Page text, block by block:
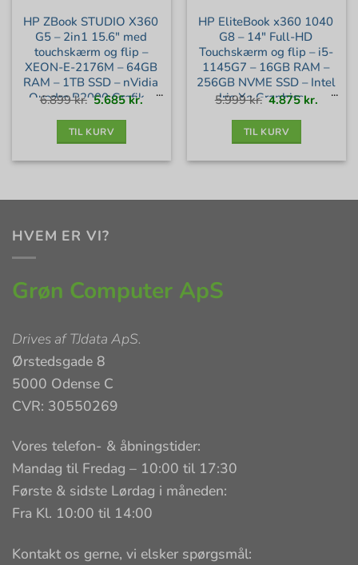
HP ZBook STUDIO X360
G5 – 2in1 15.6″ med
touchskærm og flip –
XEON-E-2176M – 64GB
RAM – 1TB SSD – nVidia
Quadro P2000 Grafik –
Layout – Sølv stand
6.899kr. Den
oprindelige
pris
5.685kr.Den
TIL KURV
HP EliteBook x360 1040
G8 – 14″ Full-HD
Touchskærm og flip – i5-
1145G7 – 16GB RAM –
256GB NVME SSD – Intel
Iris Xe Graphics –
stand
5.999kr. Den
oprindelige
pris
4.875kr. Den
TIL KURV
HVEM ER VI?
Grøn Computer ApS
Drives afTJdata ApS.
Ørstedsgade 8
5000 Odense C
CVR: 30550269
Vores telefon- & åbningstider:
Mandag til Fredag – 10:00 til 17:30
Første & sidste Lørdag i måneden:
Fra Kl. 10:00 til 14:00
Kontakt os gerne, vi elsker spørgsmål: